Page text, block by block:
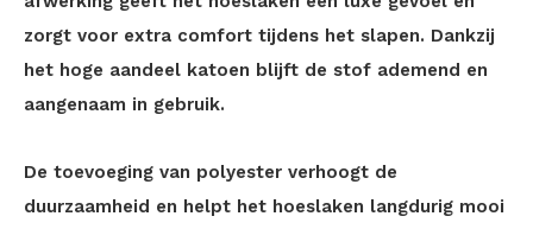
zorgt voor extra comfort tijdens het slapen. Dankzij
het hoge aandeel katoen blijft de stof ademend en
aangenaam in gebruik.
De toevoeging van polyester verhoogt de
duurzaamheid en helpt het hoeslaken langdurig mooi